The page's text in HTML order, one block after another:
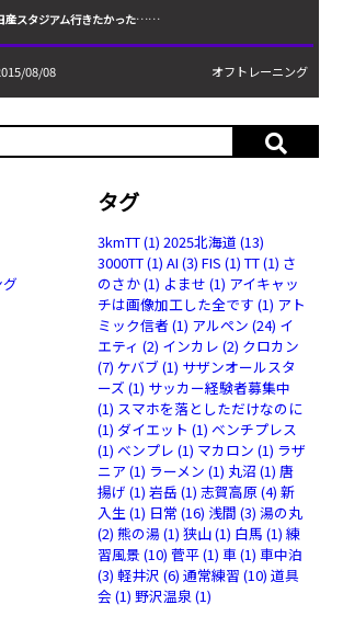
産スタジアム行きたかった……
08/08 オフトレーニング
タグ
3kmTT(1) 2025北海道 (13)
3000TT(1) AI (3) FIS (1) TT(1) さ
のさか(1) よませ (1) アイキャッ
チは画像加工した全です (1) アト
ミック信者 (1) アルペン (24) イ
エティ (2) インカレ (2) クロカン
(7) ケバブ(1) サザンオールスタ
ーズ (1) サッカー経験者募集中
(1) スマホを落としただけなのに
(1) ダイエット (1) ベンチプレス
(1) ベンプレ (1) マカロン (1) ラザ
ニア (1) ラーメン (1) 丸沼 (1) 唐
揚げ (1) 岩岳 (1) 志賀高原(4) 新
入生(1) 日常 (16) 浅間 (3) 湯の丸
(2) 熊の湯(1) 狭山(1) 白馬 (1) 練
習風景(10) 菅平(1) 車(1) 車中泊
(3) 軽井沢 (6) 通常練習 (10) 道具
会 (1) 野沢温泉(1)